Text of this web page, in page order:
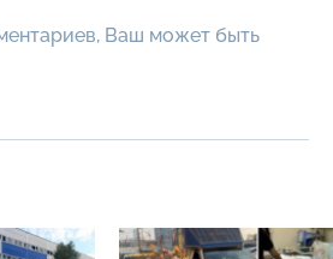
Ваш может быть